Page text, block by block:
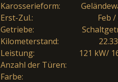
Karosserieform:
Erst-Zul.:
Feb
Getriebe:
Kilometerstand:
Leistung:
121 kW/
Anzahl der Türen:
Farbe: